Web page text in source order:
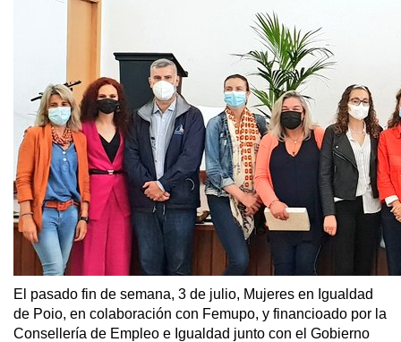
El pasado fin de semana, 3 de julio, Mujeres en Igualdad
de Poio, en colaboración con Femupo, y financioado por la
Consellería de Empleo e Igualdad junto con el Gobierno